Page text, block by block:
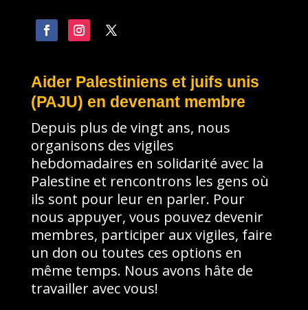
Aider Palestiniens et juifs unis
(PAJU) en devenant membre
Depuis plus de vingt ans, nous
organisons des vigiles
hebdomadaires en solidarité avec la
Palestine et rencontrons les gens où
ils sont pour leur en parler. Pour
nous appuyer, vous pouvez devenir
membres, participer aux vigiles, faire
un don ou toutes ces options en
même temps. Nous avons hâte de
travailler avec vous!